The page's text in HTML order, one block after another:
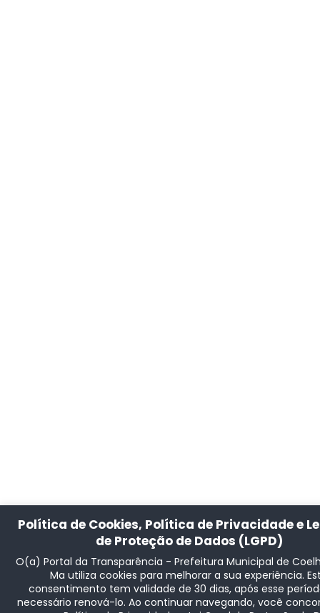
Política de Cookies, Política de Privacidade e
de Proteção de Dados (LGPD)
O(a) Portal da Transparência - Prefeitura Municipal de
Ma utiliza cookies para melhorar a sua experiência.
consentimento tem validade de 30 dias, após esse
necessário renová-lo. Ao continuar navegando, você